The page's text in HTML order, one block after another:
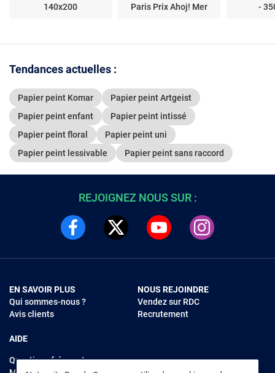
140x200
Paris Prix Ahoj! Mer
-
Tendances actuelles :
Papier peint Komar
Papier peint Artgeist
Papier peint enfant
Papier peint intissé
Papier peint floral
Papier peint uni
Papier peint lessivable
Papier peint sans raccord
REJOIGNEZ NOUS SUR :
EN SAVOIR PLUS
Qui sommes-nous ?
Avis clients
AIDE
Questions fréquentes
NOUS REJOINDRE
Vendez sur RDC
Recrutement